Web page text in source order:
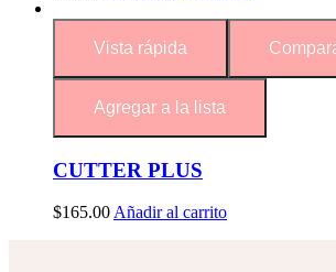
Vista rápida
Agregar a la lista
CUTTER PLUS
$165.00 Añadir al carrito